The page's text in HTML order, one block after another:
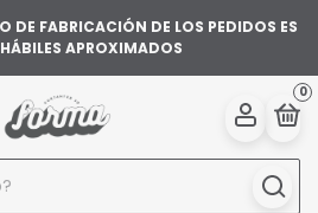
DE FABRICACIÓN DE LOS PEDIDOS ES
APROXIMADOS
0